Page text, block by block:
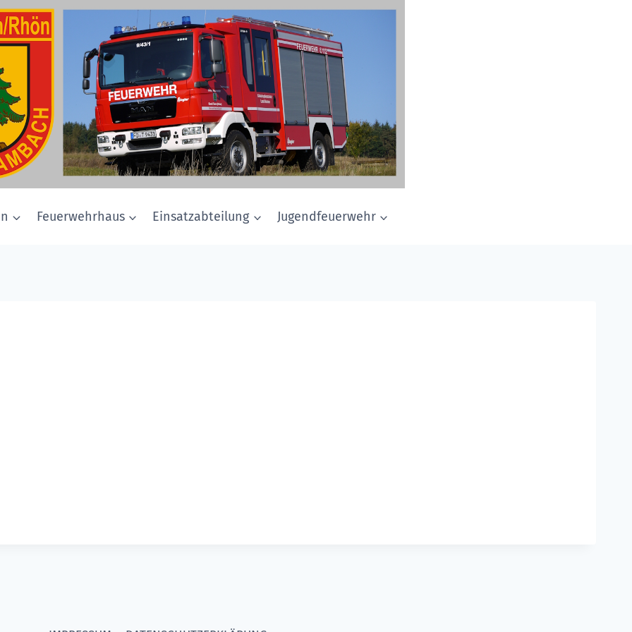
Feuerwehrhaus Einsatzabteilung Jugendfeuerwehr